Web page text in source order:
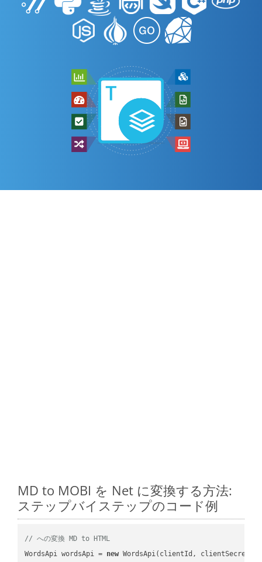
MD to MOBI を Net に変換する方法:
ステップバイステップのコード例
// への変換 MD to HTML
WordsApi wordsApi = new WordsApi(clientId, clientSecret);